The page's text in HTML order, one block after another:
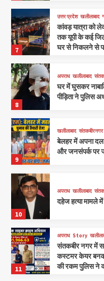
7
उत्तर प्रदेश खलीलाबाद
कांवड़ यात्रा को
तक यूपी के कई
घर से निकलने से
8
अपराध खलीलाबाद
घर में घुसकर
पीड़िता ने पुलिस
9
खलीलाबाद संतकबीरनगर
बेलहर में अपना
और जनसंपर्क पर
10
अपराध खलीलाबाद
दहेज हत्या मामले
11
अपराध Story
संतकबीर नगर में
कस्टमर केयर
की रकम पुलिस ने